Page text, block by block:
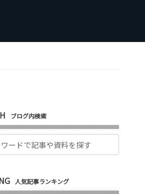
ブログ内検索
人気記事ランキング